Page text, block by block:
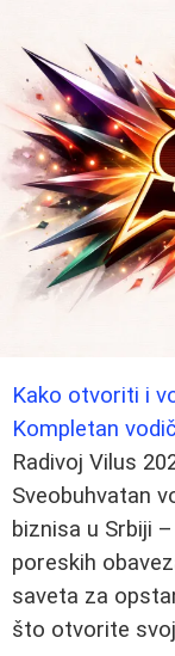
Kako otvoriti i
Kompletan
Radivoj Vilus
Sveobuhvatan
biznisa u Srbiji
poreskih
saveta za
što otvorite